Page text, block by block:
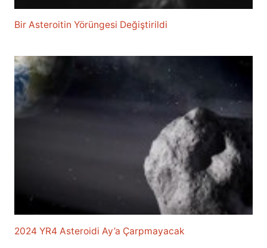
Bir Asteroitin Yörüngesi Değiştirildi
2024 YR4 Asteroidi Ay’a Çarpmayacak